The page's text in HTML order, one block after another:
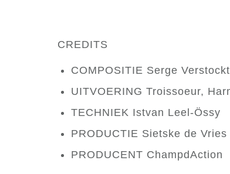
CREDITS
COMPOSITIE Serge Verstockt
UITVOERING Troissoeur,
TECHNIEK Istvan Leel-Össy
PRODUCTIE Sietske de Vries
PRODUCENT ChampdAction